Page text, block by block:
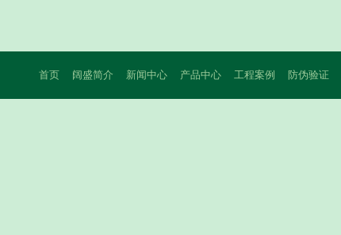
首页 阔盛简介 新闻中心 产品中心 工程案例 防伪验证